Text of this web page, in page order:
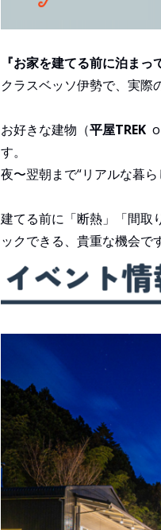
『お家を建てる前に泊まっ
クラスベッソ伊勢で、実際
お好きな建物（平屋TREK
す。
夜〜翌朝まで“リアルな暮ら
建てる前に「断熱」「間取
ックできる、貴重な機会です